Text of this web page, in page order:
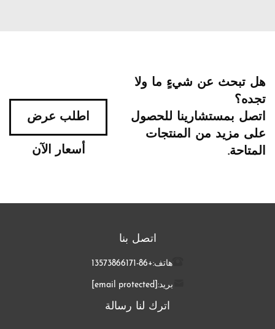
هل تبحث عن شيءٍ ما ولا
تجده؟
اتصل بمستشارينا للحصول
على مزيد من المنتجات
المتاحة.
اطلب عرض
أسعار الآن
اتصل بنا
هاتف:+86-13573866171
بريد: [email protected]
اترك لنا رسالة